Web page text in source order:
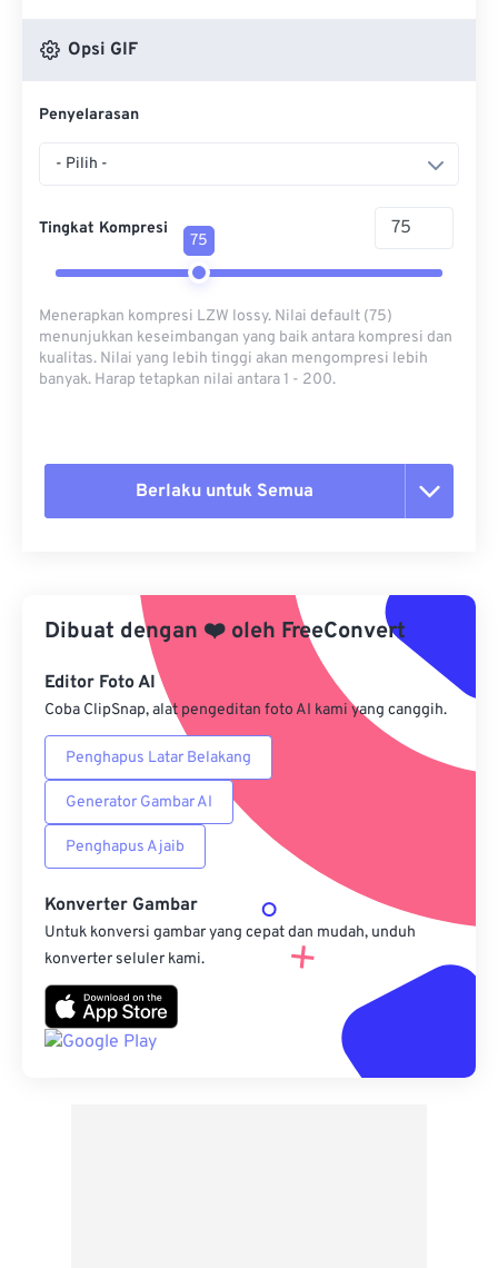
Opsi GIF
Penyelarasan
- Pilih -
Tingkat Kompresi
75
Menerapkan kompresi LZW lossy. Nilai default (75)
menunjukkan keseimbangan yang baik antara kompresi dan
kualitas. Nilai yang lebih tinggi akan mengompresi lebih
banyak. Harap tetapkan nilai antara 1 - 200.
Berlaku untuk Semua
Terapkan dari Preset
Simpan sebagai Preset
Dibuat dengan ❤️ oleh FreeConvert
Editor Foto AI
Coba ClipSnap, alat pengeditan foto AI kami yang canggih.
Penghapus Latar Belakang
Generator Gambar AI
Penghapus Ajaib
Konverter Gambar
Untuk konversi gambar yang cepat dan mudah, unduh
konverter seluler kami.